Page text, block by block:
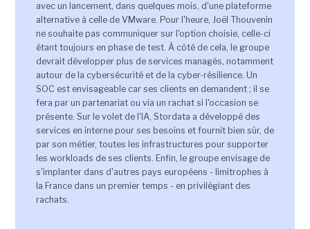
avec un lancement, dans quelques mois, d'une plateforme
alternative à celle de VMware. Pour l'heure, Joël Thouvenin
ne souhaite pas communiquer sur l'option choisie, celle-ci
étant toujours en phase de test. À côté de cela, le groupe
devrait développer plus de services managés, notamment
autour de la cybersécurité et de la cyber-résilience. Un
SOC est envisageable car ses clients en demandent ; il se
fera par un partenariat ou via un rachat si l'occasion se
présente. Sur le volet de l'IA, Stordata a développé des
services en interne pour ses besoins et fournit bien sûr, de
par son métier, toutes les infrastructures pour supporter
les workloads de ses clients. Enfin, le groupe envisage de
s'implanter dans d'autres pays européens - limitrophes à
la France dans un premier temps - en privilégiant des
rachats.